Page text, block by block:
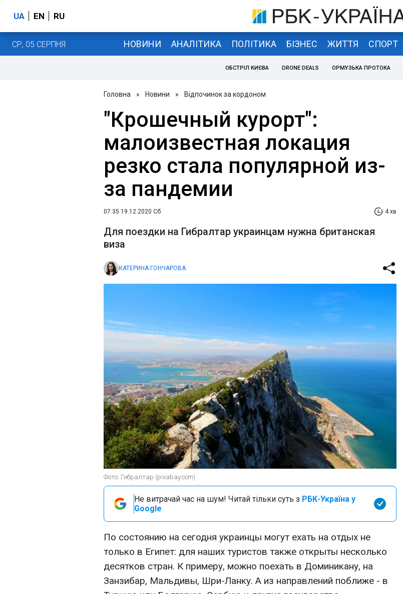
UA EN RU
СР, 05 СЕРПНЯ НОВИНИ АНАЛІТИКА ПОЛІТИКА БІЗНЕС ЖИТТЯ СПОРТ
ОБСТРІЛ КИЄВА DRONE DEALS ОРМУЗЬКА ПРОТОКА
Головна » Новини » Відпочинок за кордоном
"Крошечный курорт":
малоизвестная локация
резко стала популярной из-
за пандемии
07:35 19.12.2020 Сб 4 хв
Для поездки на Гибралтар украинцам нужна британская
виза
КАТЕРИНА ГОНЧАРОВА
Фото: Гибралтар (pixabay.com)
Не витрачай час на шум! Читай тільки суть з РБК-Україна у
Google
По состоянию на сегодня украинцы могут ехать на отдых не
только в Египет: для наших туристов также открыты несколько
десятков стран. К примеру, можно поехать в Доминикану, на
Занзибар, Мальдивы, Шри-Ланку. А из направлений поближе - в